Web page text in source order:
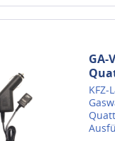
GA-
KFZ-